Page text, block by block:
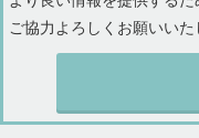
ご協力よろしくお願いいた